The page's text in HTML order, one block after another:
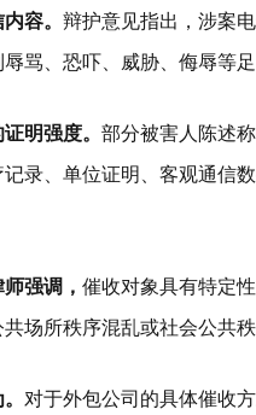
容。 辩护意见指出，涉案
骂、恐吓、威胁、侮辱等
明强度。 部分被害人陈述
录、单位证明、客观通信
强调， 催收对象具有特定
场所秩序混乱或社会公共秩
对于外包公司的具体催收